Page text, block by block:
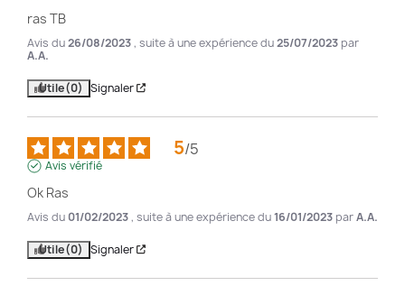
ras TB
Avis du26/08/2023, suite à une expérience du25/07/2023 par
A.A.
Utile(0) Signaler
5/5
Avis vérifié
Ok Ras
Avis du 01/02/2023, suite à une expérience du16/01/2023 parA.A.
Utile(0) Signaler